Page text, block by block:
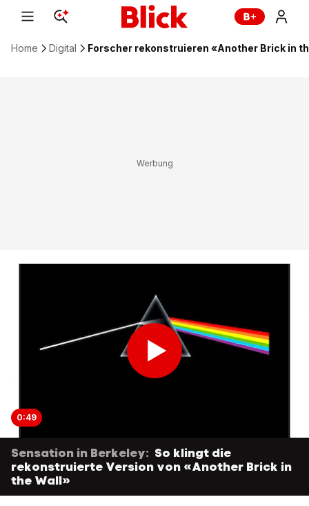
Home Digital Forscher rekonstruieren «Another Brick in
0:49
Sensation in Berkeley: So klingt die
rekonstruierte Version von «Another Brick in
the Wall»